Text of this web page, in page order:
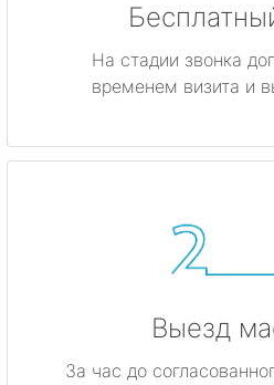
На стадии звонка
временем визита и
Выезд
За час до